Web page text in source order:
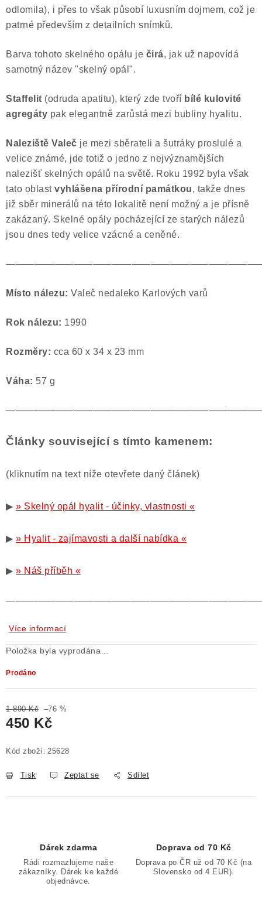
odlomila), i přes to však působí luxusním dojmem, což je
patrné především z detailních snímků.
Barva tohoto skelného opálu je čirá, jak už napovídá
samotný název "skelný opál".
Staffelit (odruda apatitu), který zde tvoří bílé kulovité
agregáty pak elegantně zarůstá mezi bubliny hyalitu.
Naleziště Valeč je mezi sběrateli a šutráky proslulé a
velice známé, jde totiž o jedno z nejvýznamějších
nalezišť skelných opálů na světě. Roku 1992 byla však
tato oblast vyhlášena přírodní památkou, takže dnes
již sběr minerálů na této lokalitě není možný a je přísně
zakázaný. Skelné opály pocházející ze starých nálezů
jsou dnes tedy velice vzácné a ceněné.
Místo nálezu: Valeč nedaleko Karlových varů
Rok nálezu: 1990
Rozměry: cca 60 x 34 x 23 mm
Váha: 57 g
Články související s tímto kamenem:
(kliknutím na text níže otevřete daný článek)
▶ » Skelný opál hyalit - účinky, vlastnosti «
▶ » Hyalit - zajímavosti a další nabídka «
▶ » Náš příběh «
Více informací
Položka byla vyprodána…
Prodáno
1 890 Kč –76 %
450 Kč
Kód zboží: 25628
Tisk Zeptat se Sdílet
Dárek zdarma
Rádi rozmazlujeme naše
zákazníky. Dárek ke každé
objednávce.
Doprava od 70 Kč
Doprava po ČR už od 70 Kč (na
Slovensko od 4 EUR).